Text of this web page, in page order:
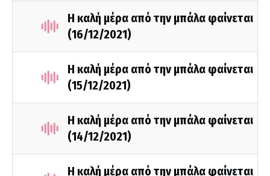
Η καλή μέρα από την μπάλα φαίνεται
(16/12/2021)
Η καλή μέρα από την μπάλα φαίνεται
(15/12/2021)
Η καλή μέρα από την μπάλα φαίνεται
(14/12/2021)
Η καλή μέρα από την μπάλα φαίνεται